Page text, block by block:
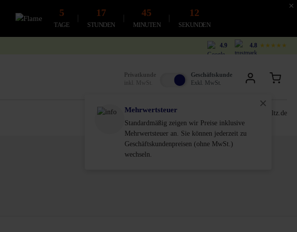
×
5
TAGE
17
STUNDEN
45
MINUTEN
11
SEKUNDEN
4.9 4.8 ★★★★★
Privatkunde
inkl. MwSt.
Geschäftskunde
Exkl. MwSt.
service@schultz.de
Mehrwertsteuer
Standardmäßig zeigen wir Preise inklusive
Mehrwertsteuer an. Sie können jederzeit zu
Geschäftskundenpreisen (ohne MwSt.)
wechseln.